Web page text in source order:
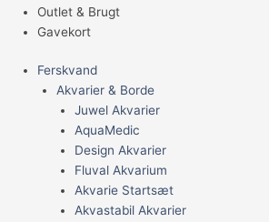
Outlet & Brugt
Gavekort
Ferskvand
Akvarier & Borde
Juwel Akvarier
AquaMedic
Design Akvarier
Fluval Akvarium
Akvarie Startsæt
Akvastabil Akvarier